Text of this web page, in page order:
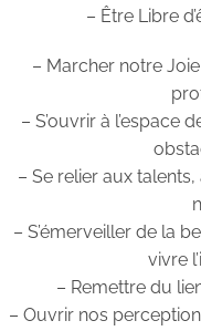
– Être Libre
– Marcher notre
– S’ouvrir à l’espace
– Se relier aux
– S’émerveiller de la
vivre
– Remettre du
– Ouvrir nos